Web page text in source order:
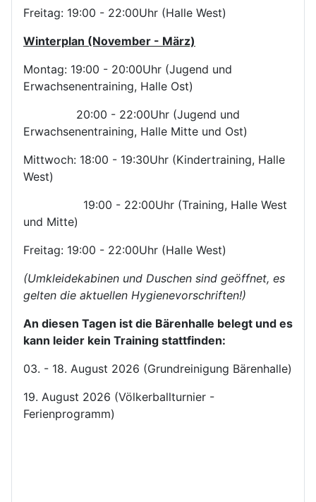
Freitag: 19:00 - 22:00Uhr (Halle West)
Winterplan (November - März)
Montag: 19:00 - 20:00Uhr (Jugend und
Erwachsenentraining, Halle Ost)
20:00 - 22:00Uhr (Jugend und
Erwachsenentraining, Halle Mitte und Ost)
Mittwoch: 18:00 - 19:30Uhr (Kindertraining, Halle
West)
19:00 - 22:00Uhr (Training, Halle West
und Mitte)
Freitag: 19:00 - 22:00Uhr (Halle West)
(Umkleidekabinen und Duschen sind geöffnet, es
gelten die aktuellen Hygienevorschriften!)
An diesen Tagen ist die Bärenhalle belegt und es
kann leider kein Training stattfinden:
03. - 18. August 2026 (Grundreinigung Bärenhalle)
19. August 2026 (Völkerballturnier -
Ferienprogramm)